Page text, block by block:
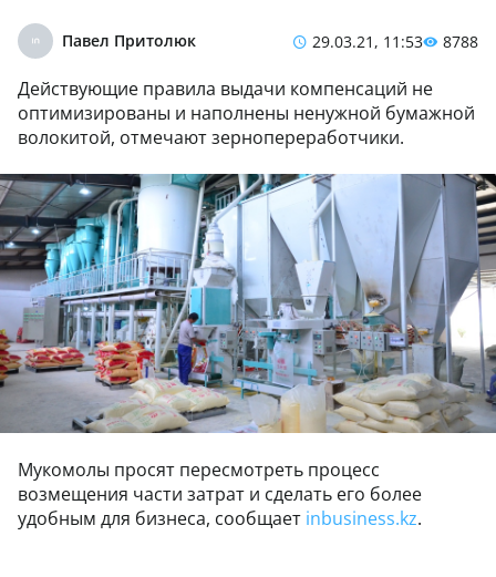
Павел Притолюк 29.03.21, 11:53 8788
Действующие правила выдачи компенсаций не
оптимизированы и наполнены ненужной бумажной
волокитой, отмечают зернопереработчики.
Мукомолы просят пересмотреть процесс
возмещения части затрат и сделать его более
удобным для бизнеса, сообщает inbusiness.kz.